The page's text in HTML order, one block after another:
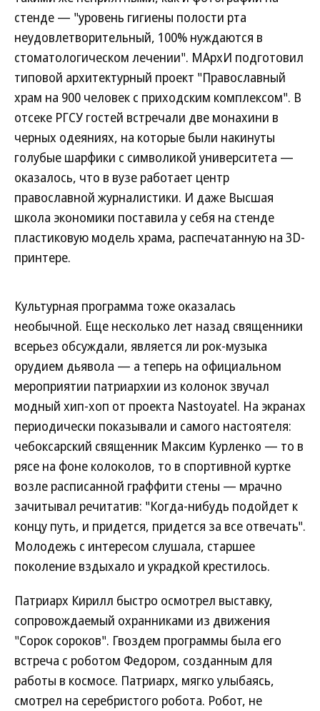
стенде — "уровень гигиены полости рта
неудовлетворительный, 100% нуждаются в
стоматологическом лечении". МАрхИ подготовил
типовой архитектурный проект "Православный
храм на 900 человек с приходским комплексом". В
отсеке РГСУ гостей встречали две монахини в
черных одеяниях, на которые были накинуты
голубые шарфики с символикой университета —
оказалось, что в вузе работает центр
православной журналистики. И даже Высшая
школа экономики поставила у себя на стенде
пластиковую модель храма, распечатанную на 3D-
принтере.
Культурная программа тоже оказалась
необычной. Еще несколько лет назад священники
всерьез обсуждали, является ли рок-музыка
орудием дьявола — а теперь на официальном
мероприятии патриархии из колонок звучал
модный хип-хоп от проекта Nastoyatel. На экранах
периодически показывали и самого настоятеля:
чебоксарский священник Максим Курленко — то в
рясе на фоне колоколов, то в спортивной куртке
возле расписанной граффити стены — мрачно
зачитывал речитатив: "Когда-нибудь подойдет к
концу путь, и придется, придется за все отвечать".
Молодежь с интересом слушала, старшее
поколение вздыхало и украдкой крестилось.
Патриарх Кирилл быстро осмотрел выставку,
сопровождаемый охранниками из движения
"Сорок сороков". Гвоздем программы была его
встреча с роботом Федором, созданным для
работы в космосе. Патриарх, мягко улыбаясь,
смотрел на серебристого робота. Робот, не